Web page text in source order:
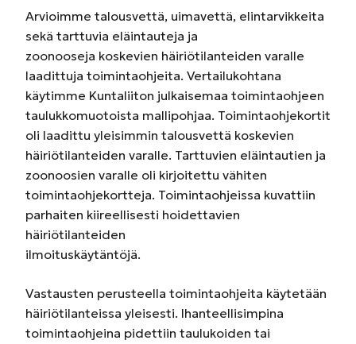
Arvioimme talousvettä, uimavettä, elintarvikkeita
sekä tarttuvia eläintauteja ja
zoonooseja koskevien häiriötilanteiden varalle
laadittuja toimintaohjeita. Vertailukohtana
käytimme Kuntaliiton julkaisemaa toimintaohjeen
taulukkomuotoista mallipohjaa. Toimintaohjekortit
oli laadittu yleisimmin talousvettä koskevien
häiriötilanteiden varalle. Tarttuvien eläintautien ja
zoonoosien varalle oli kirjoitettu vähiten
toimintaohjekortteja. Toimintaohjeissa kuvattiin
parhaiten kiireellisesti hoidettavien
häiriötilanteiden
ilmoituskäytäntöjä.
Vastausten perusteella toimintaohjeita käytetään
häiriötilanteissa yleisesti. Ihanteellisimpina
toimintaohjeina pidettiin taulukoiden tai